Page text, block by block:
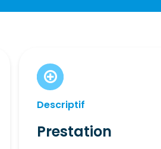
Descriptif
Prestation